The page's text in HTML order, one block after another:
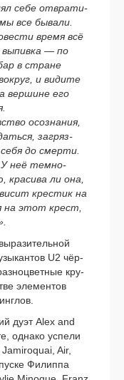
себе отвра­ти­
все быва­ли.
вре­мя всё
выпив­ка — по
в стране
и види­те
вер­шине его
осо­зна­ния,
загряз­
до смер­ти.
У неё темно-
ли она,
кре­стик на
на этот крест,
U2 чёр­
кру­
эле­мен­тов
дуэт Alex and
одна­ко успе­ли
Air,
Филиппа